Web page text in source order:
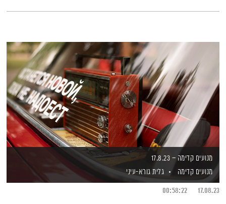
מנועים קדימה – 17.8.23
מנועים קדימה
גלית גורא-עיני
17.08.23
00:58:22